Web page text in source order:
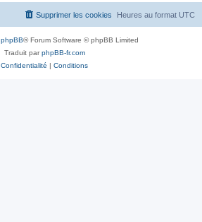
Heures au format UTC
Supprimer les cookies
phpBB® Forum Software © phpBB Limited
Traduit parphpBB-fr.com
Confidentialité | Conditions